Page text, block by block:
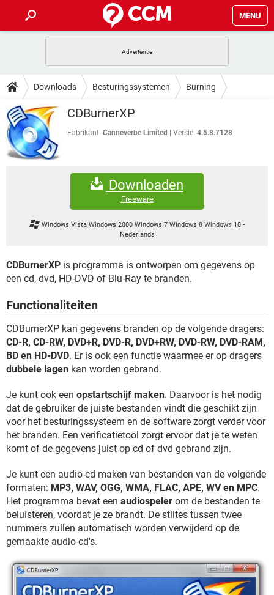
MENU
INSTAGRAM WINDOWS 10
NETFLIX
GRATIS SNAPCHAT
TIKTOK
HOW-TO
VIDEOBELLEN
INSTAGRAM
NETFLIX
DOWNLOADS
VIDEOBELLEN GAMES
INSTAGRAM
CORONAVIRUS
SNAPCHAT
FORUM
WINDOWS 10
CORONAVIRUS
GRATIS SNAPCHAT
GAMES
CORONAVIRUS
TIKTOK
Downloads Besturingssystemen Burning
CDBurnerXP
Fabrikant: Canneverbe Limited Versie: 4.5.8.7128
Downloaden
Freeware
Windows Vista Windows 2000 Windows 7 Windows 8 Windows 10-
Nederlands
CDBurnerXP is programma is ontworpen om gegevens op
een cd, dvd, HD-DVD of Blu-Ray te branden.
Functionaliteiten
CDBurnerXP kan gegevens branden op de volgende dragers:
CD-R, CD-RW, DVD+R, DVD-R, DVD+RW, DVD-RW, DVD-RAM,
BD en HD-DVD. Er is ook een functie waarmee er op dragers
dubbele lagen kan worden gebrand.
Je kunt ook een opstartschijf maken. Daarvoor is het nodig
dat de gebruiker de juiste bestanden vindt die geschikt zijn
voor het besturingssysteem en de software zorgt verder voor
het branden. Een verificatietool zorgt ervoor dat je te weten
komt of de gegevens juist op cd of dvd gebrand zijn.
Je kunt een audio-cd maken van bestanden van de volgende
formaten: MP3, WAV, OGG, WMA, FLAC, APE, WV en MPC.
Het programma bevat een audiospeler om de bestanden te
beluisteren, voordat je ze brandt. De stiltes tussen twee
nummers zullen automatisch worden verwijderd op de
gemaakte audio-cd's.